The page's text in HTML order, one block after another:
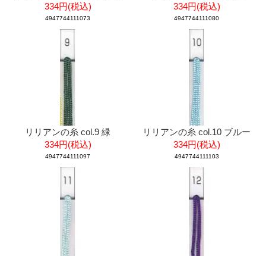
334円(税込)
4947744111073
334円(税込)
4947744111080
リリアンの糸 col.9 緑
334円(税込)
4947744111097
リリアンの糸 col.10 ブルー
334円(税込)
4947744111103